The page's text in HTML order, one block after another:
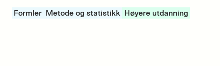
Formler Metode og statistikk Høyere utdanning